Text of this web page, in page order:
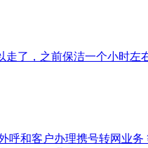
了，之前保洁一个小时
和客户办理携号转网业